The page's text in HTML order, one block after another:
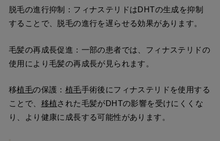
脱毛の進行抑制：フィナステリドはDHTの生成を抑制
することで、脱毛の進行を遅らせる効果があります。
毛髪の再成長促進：一部の患者では、フィナステリドの
使用により毛髪の再成長が見られます。
移植毛の保護： 植毛手術後にフィナステリドを使用する
ことで、 移植された毛髪がDHTの影響を受けにくくな
り、より健康に成長する可能性があります。